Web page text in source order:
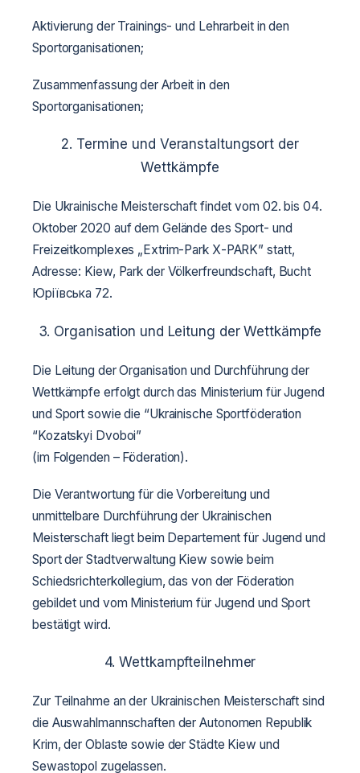
Aktivierung der Trainings- und Lehrarbeit in den
Sportorganisationen;
Zusammenfassung der Arbeit in den
Sportorganisationen;
2. Termine und Veranstaltungsort der
Wettkämpfe
Die Ukrainische Meisterschaft findet vom 02. bis 04.
Oktober 2020 auf dem Gelände des Sport- und
Freizeitkomplexes „Extrim-Park Х-PARK” statt,
Adresse: Kiew, Park der Völkerfreundschaft, Bucht
Юріївська 72.
3. Organisation und Leitung der Wettkämpfe
Die Leitung der Organisation und Durchführung der
Wettkämpfe erfolgt durch das Ministerium für Jugend
und Sport sowie die “Ukrainische Sportföderation
“Kozatskyi Dvoboi”
(im Folgenden – Föderation).
Die Verantwortung für die Vorbereitung und
unmittelbare Durchführung der Ukrainischen
Meisterschaft liegt beim Departement für Jugend und
Sport der Stadtverwaltung Kiew sowie beim
Schiedsrichterkollegium, das von der Föderation
gebildet und vom Ministerium für Jugend und Sport
bestätigt wird.
4. Wettkampfteilnehmer
Zur Teilnahme an der Ukrainischen Meisterschaft sind
die Auswahlmannschaften der Autonomen Republik
Krim, der Oblaste sowie der Städte Kiew und
Sewastopol zugelassen.